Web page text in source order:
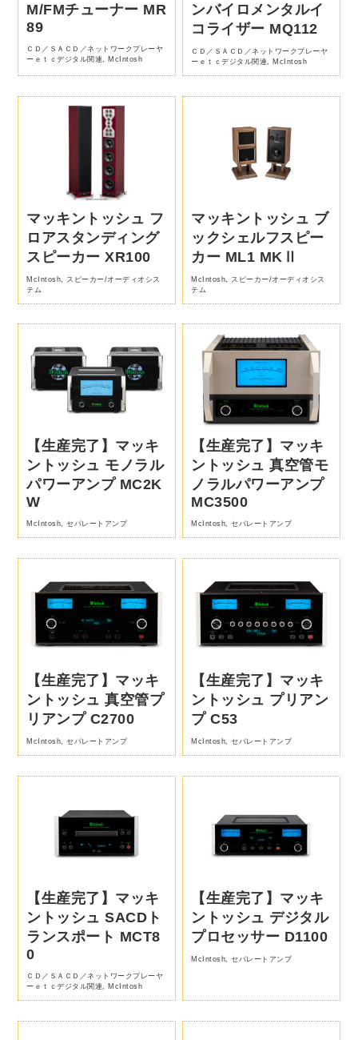
M/FMチューナー MR
89
ＣＤ／ＳＡＣＤ／ネットワークプレーヤ
ーｅｔｃデジタル関連, McIntosh
ンバイロメンタルイ
コライザー MQ112
ＣＤ／ＳＡＣＤ／ネットワークプレーヤ
ーｅｔｃデジタル関連, McIntosh
マッキントッシュ フ
ロアスタンディング
スピーカー XR100
McIntosh
スピーカー/オーディオシス
テム
マッキントッシュ ブ
ックシェルフスピー
カー ML1 MKⅡ
McIntosh
スピーカー/オーディオシス
テム
【生産完了】マッキ
ントッシュ モノラル
パワーアンプ MC2K
W
McIntosh,セパレートアンプ
【生産完了】マッキ
ントッシュ 真空管モ
ノラルパワーアンプ
MC3500
McIntosh,セパレートアンプ
【生産完了】マッキ
ントッシュ 真空管プ
リアンプ C2700
McIntosh,セパレートアンプ
【生産完了】マッキ
ントッシュ プリアン
プ C53
McIntosh,セパレートアンプ
【生産完了】マッキ
ントッシュ SACDト
ランスポート MCT8
0
ＣＤ／ＳＡＣＤ／ネットワークプレーヤ
ーｅｔｃデジタル関連
McIntosh
【生産完了】マッキ
ントッシュ デジタル
プロセッサー D1100
McIntosh ,セパレートアンプ